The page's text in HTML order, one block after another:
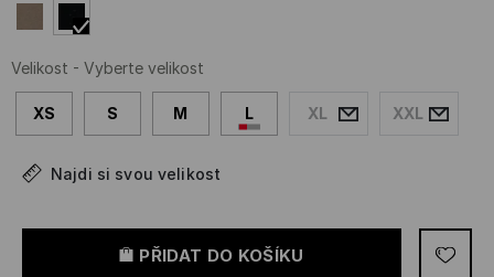
Velikost - Vyberte velikost
XS S M L XL XXL
Najdi si svou velikost
PŘIDAT DO KOŠÍKU